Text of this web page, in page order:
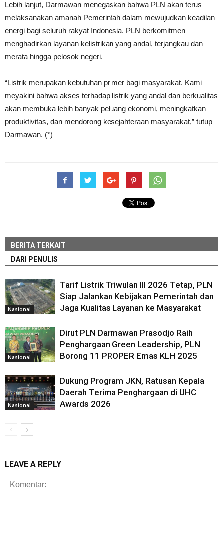
Lebih lanjut, Darmawan menegaskan bahwa PLN akan terus
melaksanakan amanah Pemerintah dalam mewujudkan keadilan
energi bagi seluruh rakyat Indonesia. PLN berkomitmen
menghadirkan layanan kelistrikan yang andal, terjangkau dan
merata hingga pelosok negeri.
“Listrik merupakan kebutuhan primer bagi masyarakat. Kami
meyakini bahwa akses terhadap listrik yang andal dan berkualitas
akan membuka lebih banyak peluang ekonomi, meningkatkan
produktivitas, dan mendorong kesejahteraan masyarakat,” tutup
Darmawan. (*)
BERITA TERKAIT
DARI PENULIS
Nasional
Tarif Listrik Triwulan III 2026 Tetap, PLN
Siap Jalankan Kebijakan Pemerintah dan
Jaga Kualitas Layanan ke Masyarakat
Nasional
Dirut PLN Darmawan Prasodjo Raih
Penghargaan Green Leadership, PLN
Borong 11 PROPER Emas KLH 2025
Nasional
Dukung Program JKN, Ratusan Kepala
Daerah Terima Penghargaan di UHC
Awards 2026
LEAVE A REPLY